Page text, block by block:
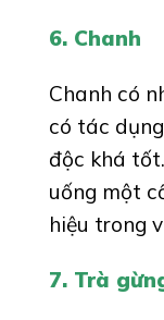
6. Chanh
Chanh có
có tác
độc khá
uống một
hiệu trong
7. Trà